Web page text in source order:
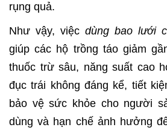
rụng quả.
Như vậy, việc dùng bao lưới
giúp các hộ trồng táo giảm
thuốc trừ sâu, năng suất cao
đục trái không đáng kể, tiết
bảo vệ sức khỏe cho người
dùng và hạn chế ảnh hưởng